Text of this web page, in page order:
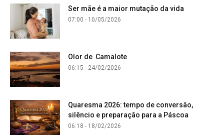
Ser mãe é a maior mutação da vida
07:00 - 10/05/2026
Olor de Camalote
06:15 - 24/02/2026
Quaresma 2026: tempo de conversão,
silêncio e preparação para a Páscoa
06:18 - 18/02/2026